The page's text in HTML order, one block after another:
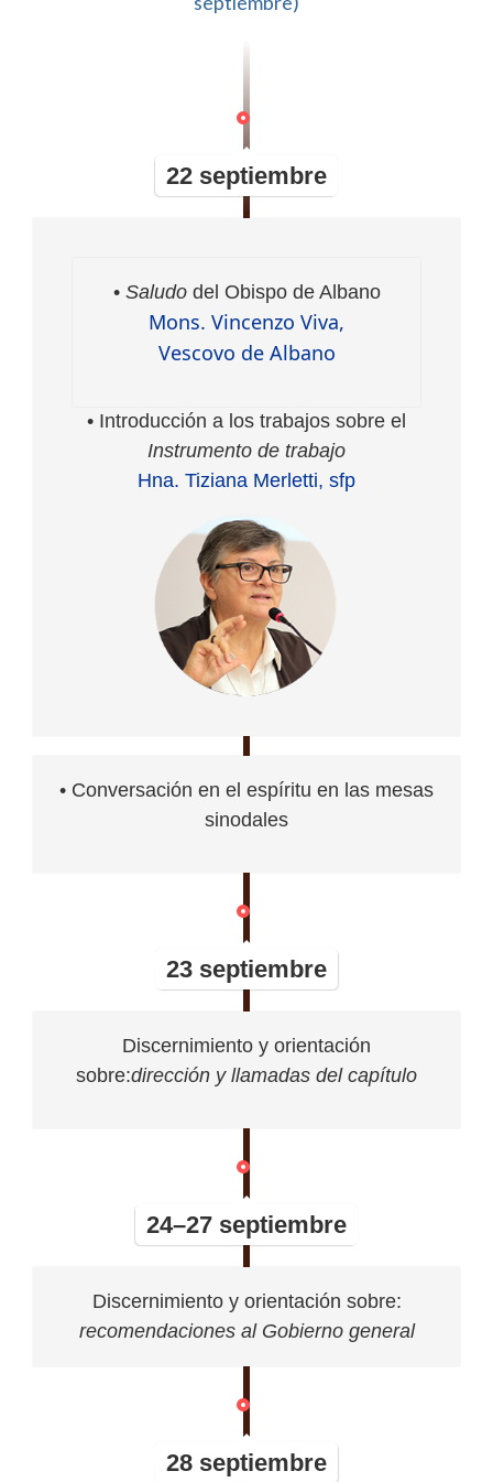
22 septiembre
• Saludodel Obispo de Albano
Mons. Vincenzo Viva,
Vescovo de Albano
• Introducción a los trabajos sobre el
Instrumento de trabajo
Hna. Tiziana Merletti, sfp
• Conversación en el espíritu en las mesas
sinodales
23 septiembre
Discernimiento y orientación
sobre:dirección y llamadas del capítulo
24–27 septiembre
Discernimiento y orientación sobre:
recomendaciones al Gobierno general
28 septiembre